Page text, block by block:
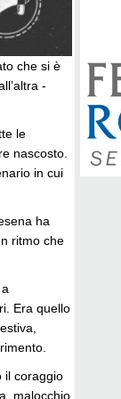
che si è
-
le
nascosto.
in cui
ha
ritmo che
Era quello
il coraggio
malocchio